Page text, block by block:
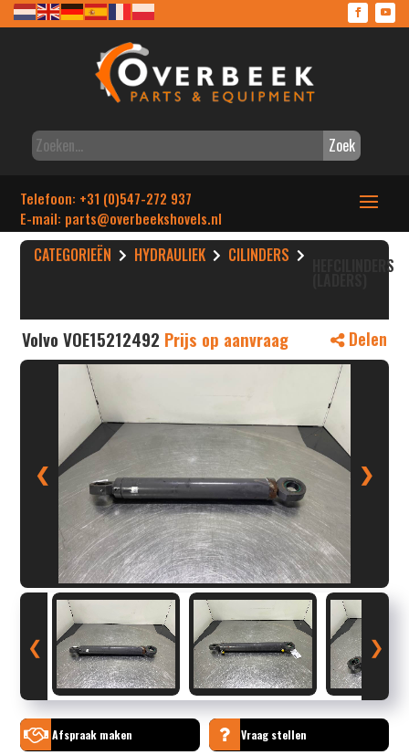
Zoek
Telefoon: +31 (0)547-272 937
E-mail: parts@overbeekshovels.nl
CATEGORIEËN HYDRAULIEK CILINDERS HEFCILINDERS
Volvo VOE15212492 Prijs op aanvraag Delen
❮ ❯
❮ ❯
Afspraak maken Vraag stellen